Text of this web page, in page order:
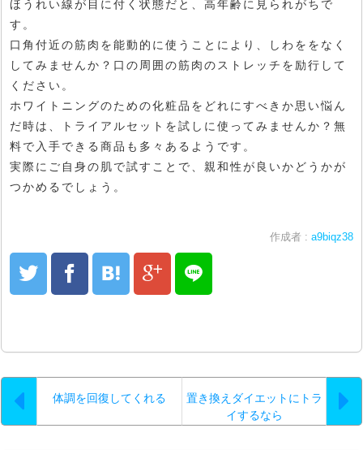
ほうれい線が目に付く状態だと、高年齢に見られがちで
す。
口角付近の筋肉を能動的に使うことにより、しわををなく
してみませんか？口の周囲の筋肉のストレッチを励行して
ください。
ホワイトニングのための化粧品をどれにすべきか思い悩ん
だ時は、トライアルセットを試しに使ってみませんか？無
料で入手できる商品も多々あるようです。
実際にご自身の肌で試すことで、親和性が良いかどうかが
つかめるでしょう。
作成者 : a9biqz38
体調を回復してくれる
置き換えダイエットにトラ
イするなら